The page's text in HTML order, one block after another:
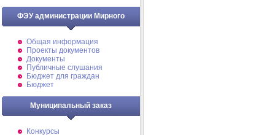
ФЭУ администрации Мирного
Общая информация
Проекты документов
Документы
Публичные слушания
Бюджет для граждан
Бюджет
Муниципальный заказ
Конкурсы